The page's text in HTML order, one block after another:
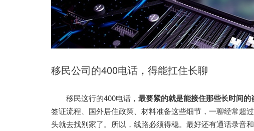
移民公司的400电话，得能扛住长聊
移民这行的400电话， 最要紧的就是能接住那些长时间的
签证流程、国外居住政策、材料准备这些细节，一聊经常超
头就去找别家了。所以，线路必须得稳。最好还有通话录音